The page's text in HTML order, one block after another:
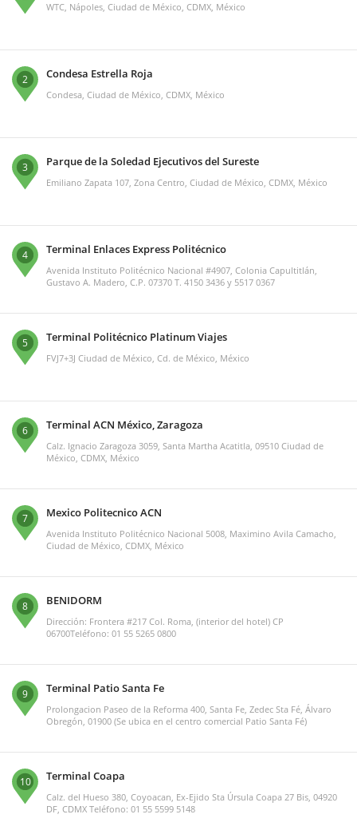
WTC, Nápoles, Ciudad de México, CDMX, México
2 Condesa Estrella Roja
Condesa, Ciudad de México, CDMX, México
3 Parque de la Soledad Ejecutivos del Sureste
Emiliano Zapata 107, Zona Centro, Ciudad de México, CDMX, México
4 Terminal Enlaces Express Politécnico
Avenida Instituto Politécnico Nacional #4907, Colonia Capultitlán,
Gustavo A. Madero, C.P. 07370 T. 4150 3436 y 5517 0367
5 Terminal Politécnico Platinum Viajes
FVJ7+3J Ciudad de México, Cd. de México, México
6 Terminal ACN México, Zaragoza
Calz. Ignacio Zaragoza 3059, Santa Martha Acatitla, 09510 Ciudad de
México, CDMX, México
7 Mexico Politecnico ACN
Avenida Instituto Politécnico Nacional 5008, Maximino Avila Camacho,
Ciudad de México, CDMX, México
8 BENIDORM
Dirección: Frontera #217 Col. Roma, (interior del hotel) CP
06700Teléfono: 01 55 5265 0800
9 Terminal Patio Santa Fe
Prolongacion Paseo de la Reforma 400, Santa Fe, Zedec Sta Fé, Álvaro
Obregón, 01900 (Se ubica en el centro comercial Patio Santa Fé)
10 Terminal Coapa
Calz. del Hueso 380, Coyoacan, Ex-Ejido Sta Úrsula Coapa 27 Bis, 04920
DF, CDMX Teléfono: 01 55 5599 5148